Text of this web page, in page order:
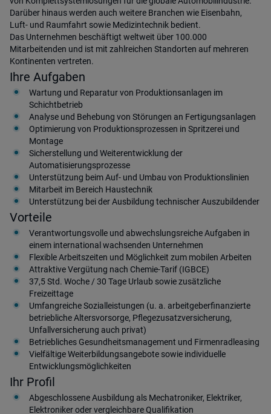
Darüber hinaus werden auch weitere Branchen wie Eisenbahn,
Luft- und Raumfahrt sowie Medizintechnik bedient.
Das Unternehmen beschäftigt weltweit über 100.000
Mitarbeitenden und ist mit zahlreichen Standorten auf mehreren
Kontinenten vertreten.
Ihre Aufgaben
Wartung und Reparatur von Produktionsanlagen im
Schichtbetrieb
Analyse und Behebung von Störungen an Fertigungsanlagen
Optimierung von Produktionsprozessen in Spritzerei und
Montage
Sicherstellung und Weiterentwicklung der
Automatisierungsprozesse
Unterstützung beim Auf- und Umbau von Produktionslinien
Mitarbeit im Bereich Haustechnik
Unterstützung bei der Ausbildung technischer Auszubildender
Vorteile
Verantwortungsvolle und abwechslungsreiche Aufgaben in
einem international wachsenden Unternehmen
Flexible Arbeitszeiten und Möglichkeit zum mobilen Arbeiten
Attraktive Vergütung nach Chemie-Tarif (IGBCE)
37,5 Std. Woche / 30 Tage Urlaub sowie zusätzliche
Freizeittage
Umfangreiche Sozialleistungen (u. a. arbeitgeberfinanzierte
betriebliche Altersvorsorge, Pflegezusatzversicherung,
Unfallversicherung auch privat)
Betriebliches Gesundheitsmanagement und Firmenradleasing
Vielfältige Weiterbildungsangebote sowie individuelle
Entwicklungsmöglichkeiten
Ihr Profil
Abgeschlossene Ausbildung als Mechatroniker, Elektriker,
Elektroniker oder vergleichbare Qualifikation